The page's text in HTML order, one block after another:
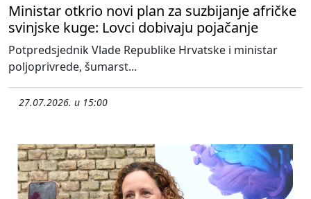
Ministar otkrio novi plan za suzbijanje afričke
svinjske kuge: Lovci dobivaju pojačanje
Potpredsjednik Vlade Republike Hrvatske i ministar
poljoprivrede, šumarst...
27.07.2026. u 15:00